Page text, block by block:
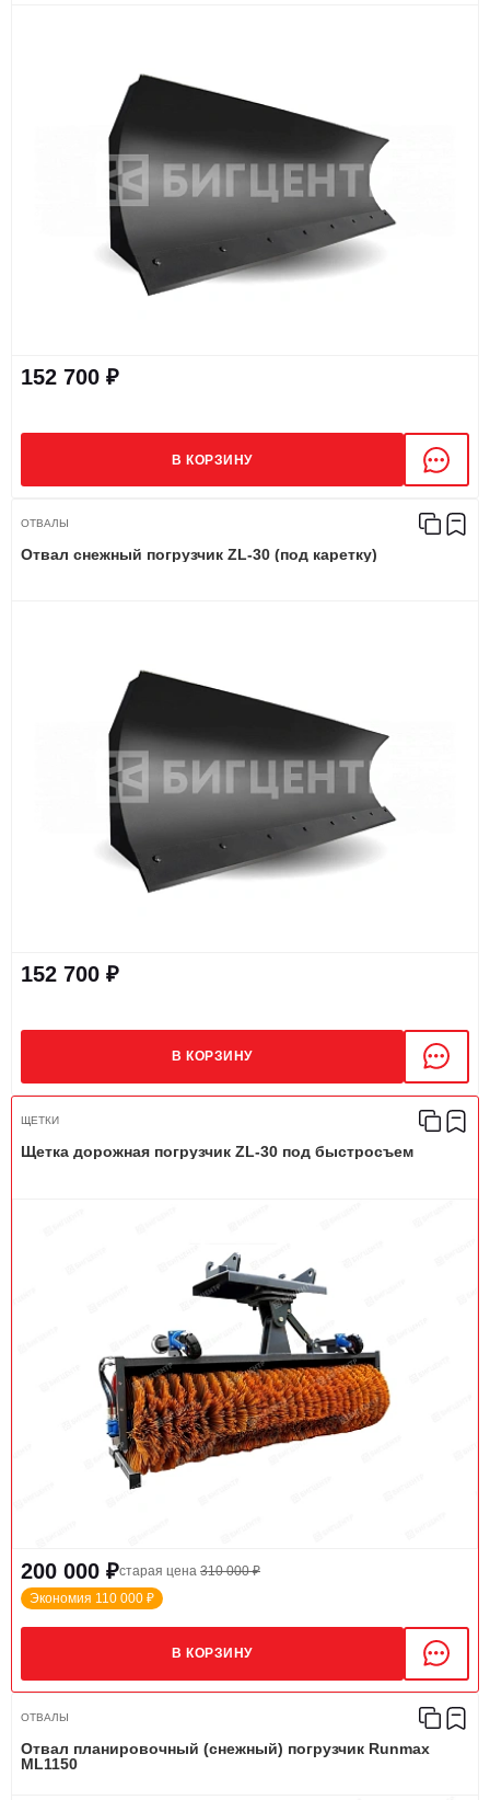
152 700 ₽
В КОРЗИНУ
ОТВАЛЫ
Отвал снежный погрузчик ZL-30 (под каретку)
152 700 ₽
В КОРЗИНУ
ЩЕТКИ
Щетка дорожная погрузчик ZL-30 под быстросъем
200 000 ₽старая цена 310 000 ₽
Экономия 110 000 ₽
В КОРЗИНУ
ОТВАЛЫ
Отвал планировочный (снежный) погрузчик Runmax
ML1150